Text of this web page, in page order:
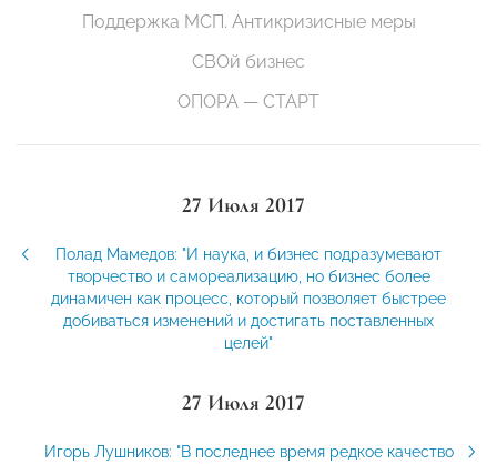
Поддержка МСП. Антикризисные меры
СВОй бизнес
ОПОРА — СТАРТ
27 Июля 2017
Полад Мамедов: "И наука, и бизнес подразумевают
творчество и самореализацию, но бизнес более
динамичен как процесс, который позволяет быстрее
добиваться изменений и достигать поставленных
целей"
27 Июля 2017
Игорь Лушников: "В последнее время редкое качество